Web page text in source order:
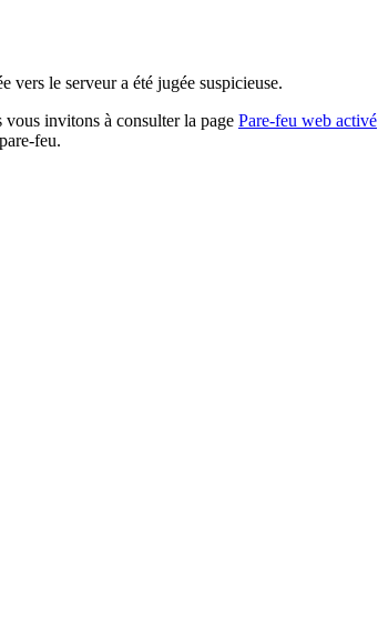
vers le serveur a été jugée suspicieuse.
vous invitons à consulter la page Pare-feu web activé
feu.